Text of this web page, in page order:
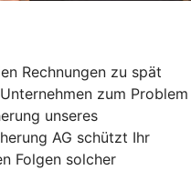
Rechnungen zu spät
zum Problem
unseres
AG schützt Ihr
Folgen solcher